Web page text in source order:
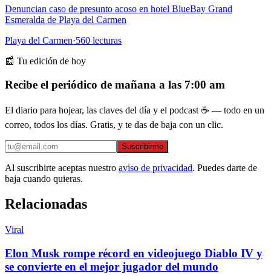
Denuncian caso de presunto acoso en hotel BlueBay Grand
Esmeralda de Playa del Carmen
Playa del Carmen·560 lecturas
📰 Tu edición de hoy
Recibe el periódico de mañana a las 7:00 am
El diario para hojear, las claves del día y el podcast ☕ — todo en un
correo, todos los días. Gratis, y te das de baja con un clic.
Suscribirme
Al suscribirte aceptas nuestro aviso de privacidad. Puedes darte de
baja cuando quieras.
Relacionadas
Viral
Elon Musk rompe récord en videojuego Diablo IV y
se convierte en el mejor jugador del mundo